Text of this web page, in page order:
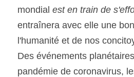
mondial est en train de
entraînera avec elle une
l'humanité et de nos
Des événements
pandémie de coronavirus,